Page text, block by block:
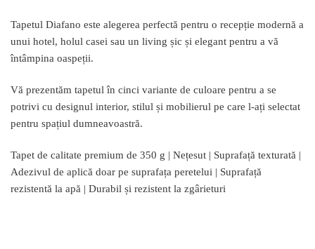
Tapetul Diafano este alegerea perfectă pentru o recepție modernă a
unui hotel, holul casei sau un living șic și elegant pentru a vă
întâmpina oaspeții.
Vă prezentăm tapetul în cinci variante de culoare pentru a se
potrivi cu designul interior, stilul și mobilierul pe care l-ați selectat
pentru spațiul dumneavoastră.
Tapet de calitate premium de 350 g | Nețesut | Suprafață texturată |
Adezivul de aplică doar pe suprafața peretelui | Suprafață
rezistentă la apă | Durabil și rezistent la zgârieturi